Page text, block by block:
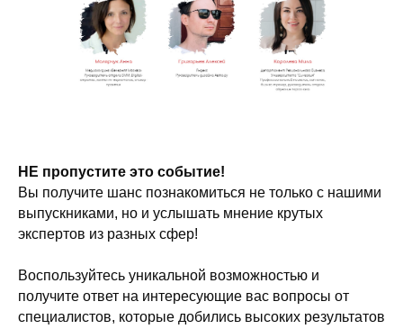
НЕ пропустите это событие!
Вы получите шанс познакомиться не только с нашими
выпускниками, но и услышать мнение крутых
экспертов из разных сфер!
Воспользуйтесь уникальной возможностью и
получите ответ на интересующие вас вопросы от
специалистов, которые добились высоких результатов